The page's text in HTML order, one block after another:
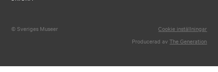
© Sveriges Museer
Cookie inställningar
Producerad avThe Generation